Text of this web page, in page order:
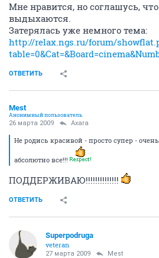
Мне нравится, но соглашусь,
выдыхаются.
Затерялась уже немного тема:
http://relax.ngs.ru/forum/
ОТВЕТИТЬ
Mest
Анонимный пользователь
26 марта 2009 Axara
Не родись красивой - просто супер -
абсолютно все!!!
ПОДДЕРЖИВАЮ!!!!!!!!!!!!!!
ОТВЕТИТЬ
Superpodruga
veteran
27 марта 2009 Mest